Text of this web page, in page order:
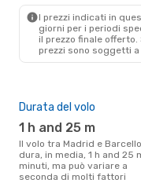
I prezzi indicati in
giorni per i periodi
il ​​prezzo finale
prezzi sono soggetti
Durata del volo
1 h and 25 m
Il volo tra Madrid e Barcellona
dura, in media, 1 h and 25
minuti, ma può variare a
seconda di molti fattori